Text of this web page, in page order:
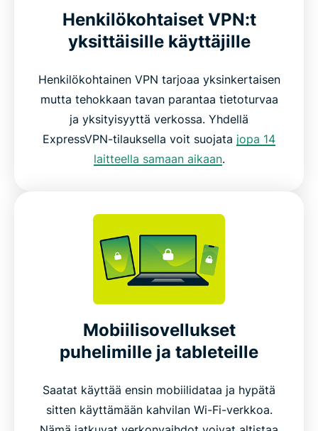
Henkilökohtaiset VPN:t
yksittäisille käyttäjille
Henkilökohtainen VPN tarjoaa yksinkertaisen
mutta tehokkaan tavan parantaa tietoturvaa
ja yksityisyyttä verkossa. Yhdellä
ExpressVPN-tilauksella voit suojata jopa 14
laitteella samaan aikaan.
Mobiilisovellukset
puhelimille ja tableteille
Saatat käyttää ensin mobiilidataa ja hypätä
sitten käyttämään kahvilan Wi-Fi-verkkoa.